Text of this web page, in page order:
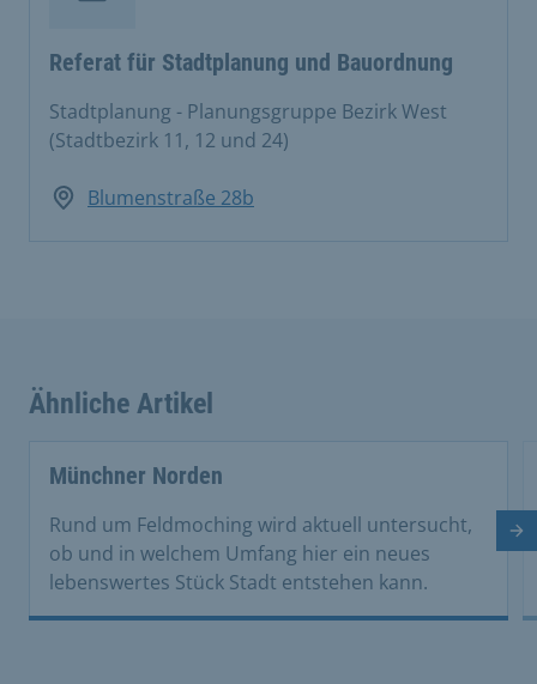
Referat für Stadtplanung und Bauordnung
Stadtplanung - Planungsgruppe Bezirk West
(Stadtbezirk 11, 12 und 24)
Blumenstraße 28b
Ähnliche Artikel
Münchner Norden
Rund um Feldmoching wird aktuell untersucht,
ob und in welchem Umfang hier ein neues
lebenswertes Stück Stadt entstehen kann.